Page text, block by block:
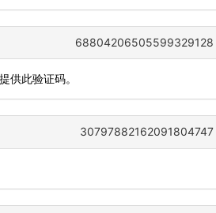
68804206505599329128
供此验证码。
30797882162091804747